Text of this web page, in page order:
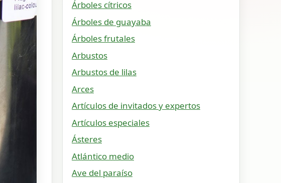
Árboles cítricos
Árboles de guayaba
Árboles frutales
Arbustos
Arbustos de lilas
Arces
Artículos de invitados y expertos
Artículos especiales
Ásteres
Atlántico medio
Ave del paraíso